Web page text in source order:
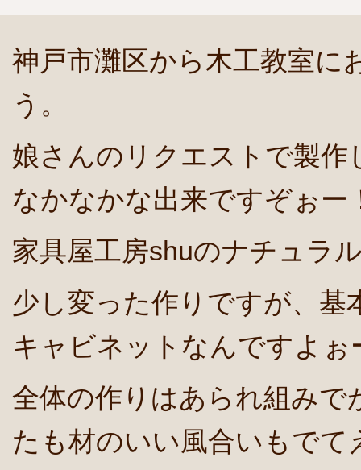
神戸市灘区から木工教室に
う。
娘さんのリクエストで製
なかなかな出来ですぞぉー
家具屋工房shuのナチュラ
少し変った作りですが、
キャビネットなんですよぉ
全体の作りはあられ組み
たも材のいい風合いもでて